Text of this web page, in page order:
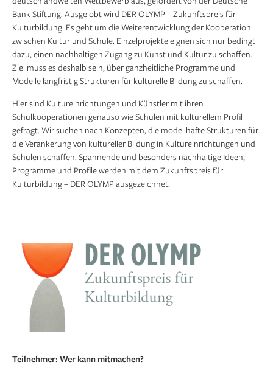
Bank Stiftung. Ausgelobt wird DER OLYMP – Zukunftspreis für
Kulturbildung. Es geht um die Weiterentwicklung der Kooperation
zwischen Kultur und Schule. Einzelprojekte eignen sich nur bedingt
dazu, einen nachhaltigen Zugang zu Kunst und Kultur zu schaffen.
Ziel muss es deshalb sein, über ganzheitliche Programme und
Modelle langfristig Strukturen für kulturelle Bildung zu schaffen.
Hier sind Kultureinrichtungen und Künstler mit ihren
Schulkooperationen genauso wie Schulen mit kulturellem Profil
gefragt. Wir suchen nach Konzepten, die modellhafte Strukturen für
die Verankerung von kultureller Bildung in Kultureinrichtungen und
Schulen schaffen. Spannende und besonders nachhaltige Ideen,
Programme und Profile werden mit dem Zukunftspreis für
Kulturbildung – DER OLYMP ausgezeichnet.
Teilnehmer: Wer kann mitmachen?